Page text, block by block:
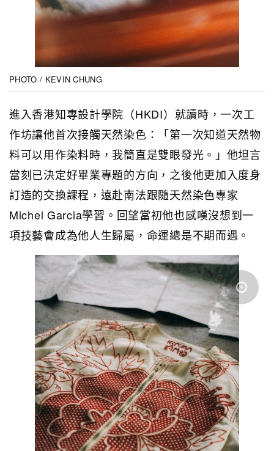
PHOTO / KEVIN CHUNG
進入香港知專設計學院（HKDI）就讀時，一次工
作坊讓他首次接觸天然染色：「第一次知道天然物
料可以用作染料時，我簡直是雙眼發光。」他坦言
當刻已決定好畢業專題的方向，之後他更加入度身
訂造的交換課程，遠赴南法跟隨天然染色專家
Michel Garcia學習。回望當初他也感嘆沒想到一
項技藝會成為他人生歸屬，命運總是不期而遇。